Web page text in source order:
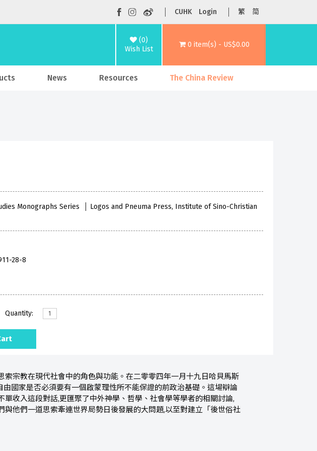
CUHK Login 繁 简
(0)
Wish List
0 item(s) - US$0.00
News Resources The China Review
Monographs Series
Logos and Pneuma Press, Institute of Sino-Christian
28-8
Quantity:
宗教在現代社會中的角色與功能。在二零零四年一月十九日哈貝馬斯
國家是否必須要有一個啟蒙理性所不能保證的前政治基礎。這場辯論
收入這段對話,更匯聚了中外神學、哲學、社會學等學者的相關討論,
他們一道思索牽連世界局勢日後發展的大問題,以至對建立「後世俗社